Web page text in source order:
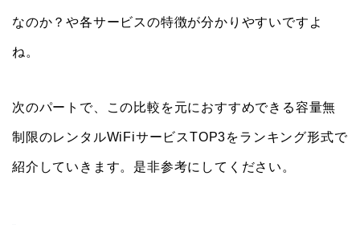
なのか？や各サービスの特徴が分かりやすいですよ
ね。
次のパートで、この比較を元におすすめできる容量無
制限のレンタルWiFiサービスTOP3をランキング形式で
紹介していきます。是非参考にしてください。